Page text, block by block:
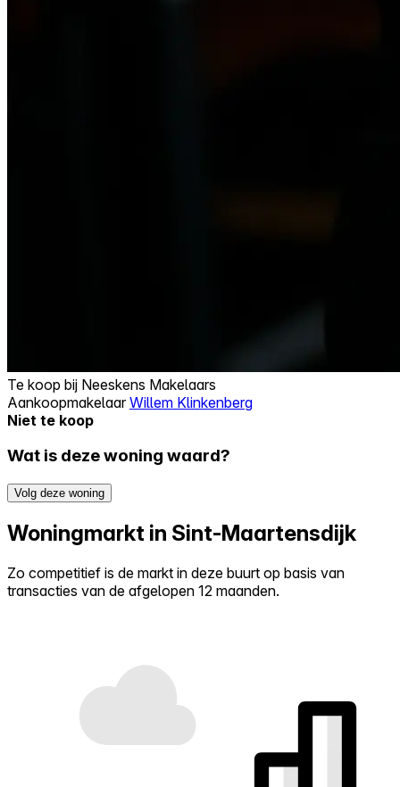
Te koop bij Neeskens Makelaars
AankoopmakelaarWillem Klinkenberg
Niet te koop
Wat is deze woning waard?
Volg deze woning
Woningmarkt in Sint-Maartensdijk
Zo competitief is de markt in deze buurt op basis van
transacties van de afgelopen 12 maanden.